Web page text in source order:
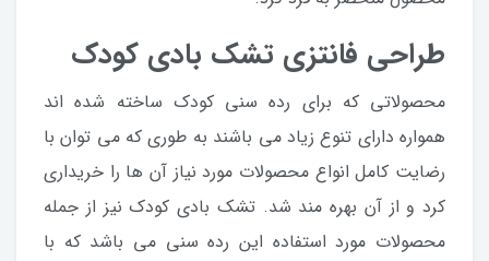
طراحی فانتزی تشک بادی کودک
محصولاتی که برای رده سنی کودک ساخته شده اند
همواره دارای تنوع زیاد می باشند به طوری که می توان با
رضایت کامل انواع محصولات مورد نیاز آن ها را خریداری
کرد و از آن بهره مند شد. تشک بادی کودک نیز از جمله
محصولات مورد استفاده این رده سنی می باشد که با